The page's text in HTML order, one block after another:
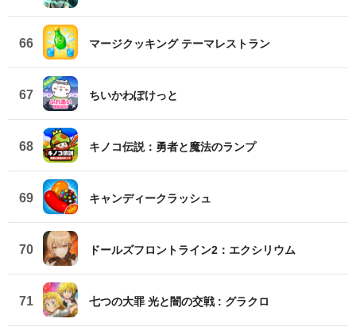
66 マージクッキング テーマレストラン
67 ちいかわぽけっと
68 キノコ伝説：勇者と魔法のランプ
69 キャンディークラッシュ
70 ドールズフロントライン2：エクシリウム
71 七つの大罪 光と闇の交戦 : グラクロ